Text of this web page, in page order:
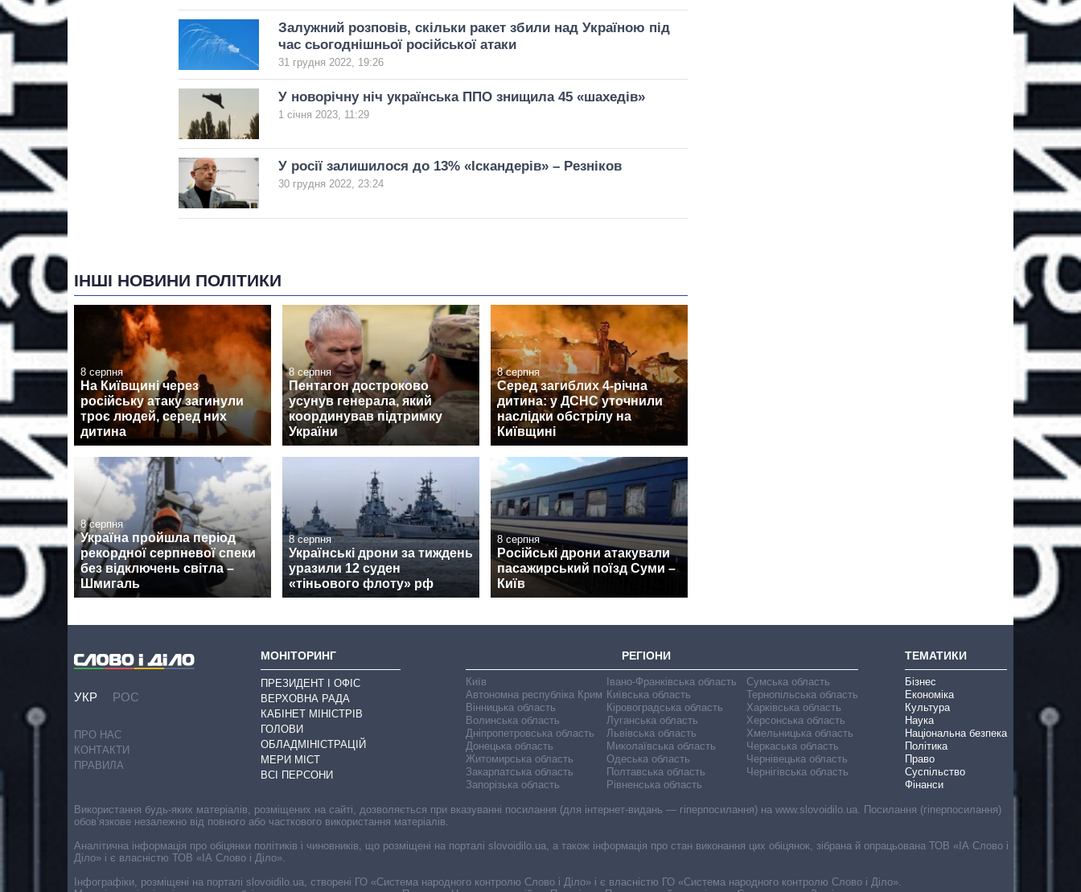
Залужний розповів, скільки ракет збили над Україною під
час сьогоднішньої російської атаки
31 грудня 2022, 19:26
У новорічну ніч українська ППО знищила 45 «шахедів»
1 січня 2023, 11:29
У росії залишилося до 13% «Іскандерів» – Резніков
30 грудня 2022, 23:24
ІНШІ НОВИНИ ПОЛІТИКИ
8 серпня
На Київщині через
російську атаку загинули
троє людей, серед них
дитина
8 серпня
Пентагон достроково
усунув генерала, який
координував підтримку
України
8 серпня
Серед загиблих 4-річна
дитина: у ДСНС уточнили
наслідки обстрілу на
Київщині
8 серпня
Україна пройшла період
рекордної серпневої спеки
без відключень світла –
Шмигаль
8 серпня
Українські дрони за тиждень
уразили 12 суден
«тіньового флоту» рф
8 серпня
Російські дрони атакували
пасажирський поїзд Суми –
Київ
УКР РОС
ПРО НАС
КОНТАКТИ
ПРАВИЛА
МОНІТОРИНГ
ПРЕЗИДЕНТ І ОФІС
ВЕРХОВНА РАДА
КАБІНЕТ МІНІСТРІВ
ГОЛОВИ
ОБЛАДМІНІСТРАЦІЙ
МЕРИ МІСТ
ВСІ ПЕРСОНИ
РЕГІОНИ
Київ
Автономна республіка Крим
Вінницька область
Волинська область
Дніпропетровська область
Донецька область
Житомирська область
Закарпатська область
Запорізька область
Івано-Франківська область
Київська область
Кіровоградська область
Луганська область
Львівська область
Миколаївська область
Одеська область
Полтавська область
Рівненська область
Сумська область
Тернопільська область
Харківська область
Херсонська область
Хмельницька область
Черкаська область
Чернівецька область
Чернігівська область
ТЕМАТИКИ
Бізнес
Економіка
Культура
Наука
Національна безпека
Політика
Право
Суспільство
Фінанси
Використання будь-яких матеріалів, розміщених на сайті, дозволяється при вказуванні посилання (для інтернет-видань — гіперпосилання) на www.slovoidilo.ua. Посилання (гіперпосилання)
обов’язкове незалежно від повного або часткового використання матеріалів.
Аналітична інформація про обіцянки політиків і чиновників, що розміщені на порталі slovoidilo.ua, а також інформація про стан виконання цих обіцянок, зібрана й опрацьована ТОВ «ІА Слово і
Діло» і є власністю ТОВ «ІА Слово і Діло».
Інфографіки, розміщені на порталі slovoidilo.ua, створені ГО «Система народного контролю Слово і Діло» і є власністю ГО «Система народного контролю Слово і Діло».